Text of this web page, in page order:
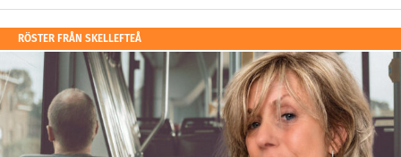
RÖSTER FRÅN SKELLEFTEÅ